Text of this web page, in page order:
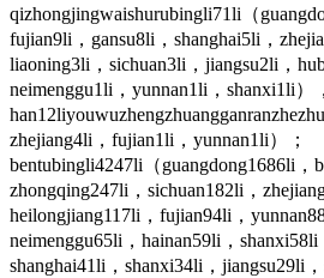
qizhongjingwaishurubingli71li（
fujian9li，gansu8li，shanghai5li，
liaoning3li，sichuan3li，jiangsu2li，
neimenggu1li，yunnan1li，shanxi1li），
zhejiang4li，fujian1li，yunnan1li）；
bentubingli4247li（guangdong1686li，
zhongqing247li，sichuan182li，
heilongjiang117li，fujian94li，
neimenggu65li，hainan59li，shanxi58li
shanghai41li，shanxi34li，jiangsu29li，